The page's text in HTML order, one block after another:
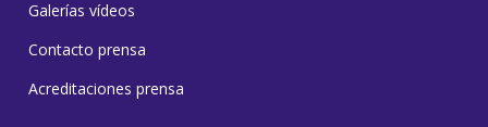
Galerías vídeos
Contacto prensa
Acreditaciones prensa